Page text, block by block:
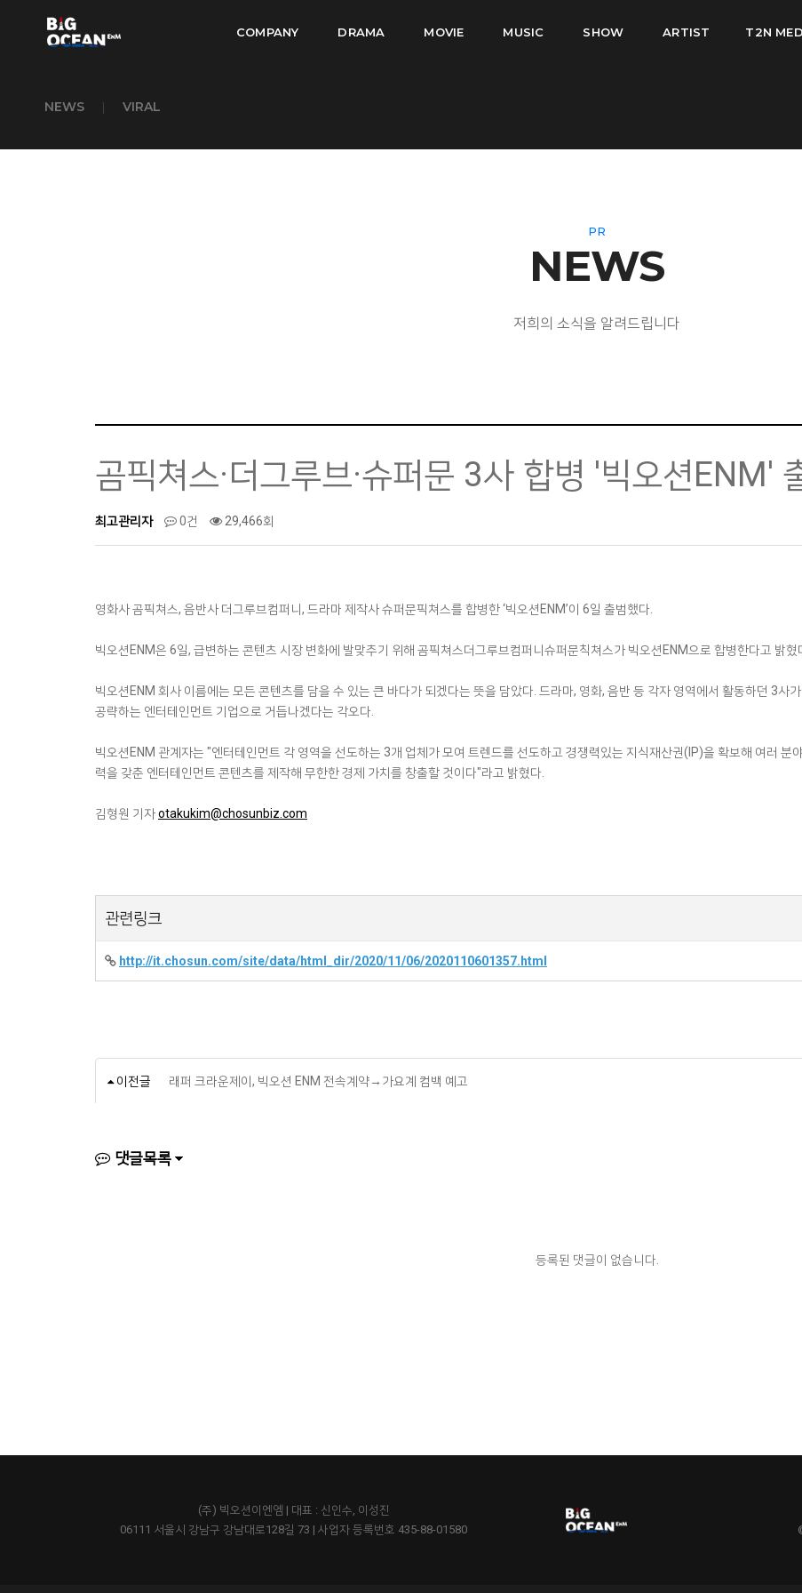
COMPANY DRAMA MOVIE MUSIC SHOW ARTIST T2N
NEWS | VIRAL
PR
NEWS
저희의 소식을 알려드립니다
곰픽쳐스·더그루브·슈퍼문 3사 합병 '빅오션ENM'
최고관리자 0건 29,466회
영화사 곰픽쳐스, 음반사 더그루브컴퍼니, 드라마 제작사 슈퍼문픽쳐스를 합병한 ‘빅오션ENM’이 6일 출범했다.
빅오션ENM은 6일, 급변하는 콘텐츠 시장 변화에 발맞추기 위해 곰픽쳐스더그루브컴퍼니슈퍼문칙쳐스가 빅오션ENM으로 합병한다고 밝혔
빅오션ENM 회사 이름에는 모든 콘텐츠를 담을 수 있는 큰 바다가 되겠다는 뜻을 담았다. 드라마, 영화, 음반 등 각자 영역에서 활동하던 3사
공략하는 엔터테인먼트 기업으로 거듭나겠다는 각오다.
빅오션ENM 관계자는 "엔터테인먼트 각 영역을 선도하는 3개 업체가 모여 트렌드를 선도하고 경쟁력있는 지식재산권(IP)을 확보해 여러 분
력을 갖춘 엔터테인먼트 콘텐츠를 제작해 무한한 경제 가치를 창출할 것이다"라고 밝혔다.
김형원 기자otakukim@chosunbiz.com
관련링크
http://it.chosun.com/site/data/html_dir/2020/11/06/2020110601357.html
이전글 래퍼 크라운제이, 빅오션 ENM 전속계약→가요계 컴백 예고
댓글목록
등록된 댓글이 없습니다.
(주) 빅오션이엔엠 | 대표 : 신인수, 이성진
06111 서울시 강남구 강남대로128길 73 | 사업자 등록번호 435-88-01580